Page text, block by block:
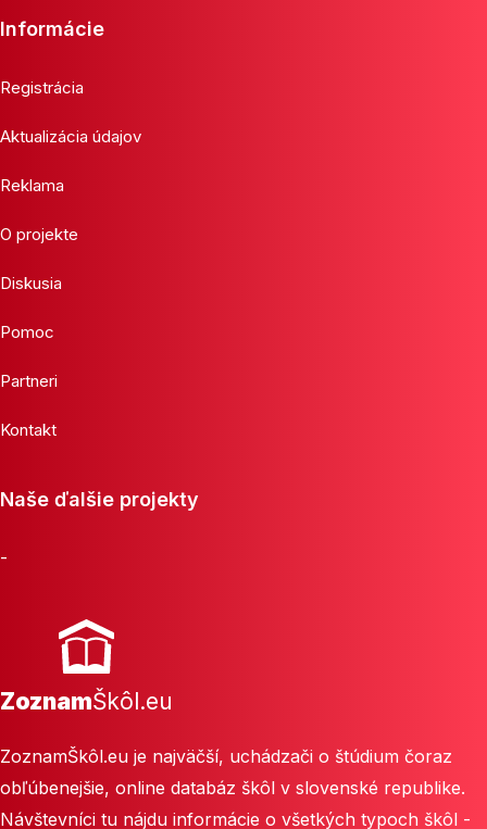
Informácie
Registrácia
Aktualizácia údajov
Reklama
O projekte
Diskusia
Pomoc
Partneri
Kontakt
Naše ďalšie projekty
-
ZoznamŠkôl.eu
ZoznamŠkôl.eu je najväčší, uchádzači o štúdium čoraz
obľúbenejšie, online databáz škôl v slovenské republike.
Návštevníci tu nájdu informácie o všetkých typoch škôl -